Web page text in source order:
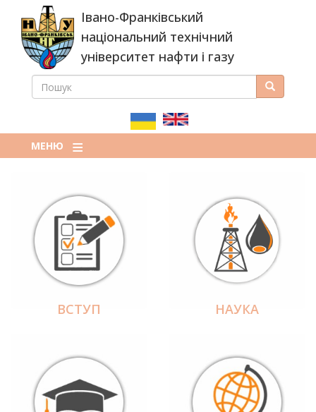
основного
вмісту
Івано-Франківський
національний технічний
університет нафти і газу
ПОШУКОВА
ПОШУК Пошук
МЕНЮ
ВСТУП НАУКА